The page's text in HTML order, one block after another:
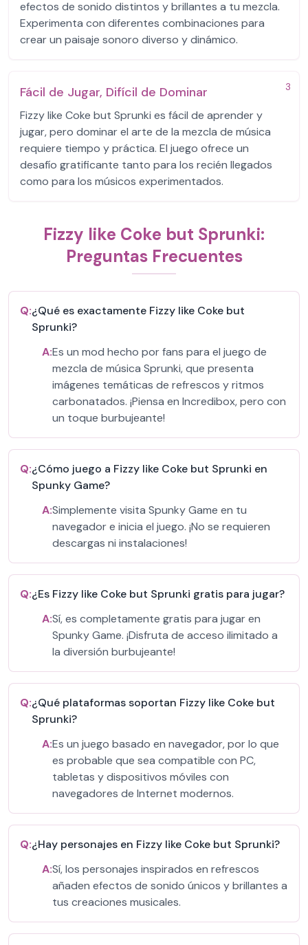
efectos de sonido distintos y brillantes a tu mezcla.
Experimenta con diferentes combinaciones para
crear un paisaje sonoro diverso y dinámico.
3
Fácil de Jugar, Difícil de Dominar
Fizzy like Coke but Sprunki es fácil de aprender y
jugar, pero dominar el arte de la mezcla de música
requiere tiempo y práctica. El juego ofrece un
desafío gratificante tanto para los recién llegados
como para los músicos experimentados.
Fizzy like Coke but Sprunki:
Preguntas Frecuentes
Q:¿Qué es exactamente Fizzy like Coke but
Sprunki?
A:Es un mod hecho por fans para el juego de
mezcla de música Sprunki, que presenta
imágenes temáticas de refrescos y ritmos
carbonatados. ¡Piensa en Incredibox, pero con
un toque burbujeante!
Q:¿Cómo juego a Fizzy like Coke but Sprunki en
Spunky Game?
A:Simplemente visita Spunky Game en tu
navegador e inicia el juego. ¡No se requieren
descargas ni instalaciones!
Q:¿Es Fizzy like Coke but Sprunki gratis para jugar?
A:Sí, es completamente gratis para jugar en
Spunky Game. ¡Disfruta de acceso ilimitado a
la diversión burbujeante!
Q:¿Qué plataformas soportan Fizzy like Coke but
Sprunki?
A:Es un juego basado en navegador, por lo que
es probable que sea compatible con PC,
tabletas y dispositivos móviles con
navegadores de Internet modernos.
Q:¿Hay personajes en Fizzy like Coke but Sprunki?
A:Sí, los personajes inspirados en refrescos
añaden efectos de sonido únicos y brillantes a
tus creaciones musicales.